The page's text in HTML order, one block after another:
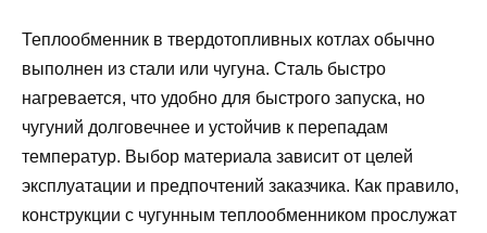
Теплообменник в твердотопливных котлах обычно
выполнен из стали или чугуна. Сталь быстро
нагревается, что удобно для быстрого запуска, но
чугуний долговечнее и устойчив к перепадам
температур. Выбор материала зависит от целей
эксплуатации и предпочтений заказчика. Как правило,
конструкции с чугунным теплообменником прослужат